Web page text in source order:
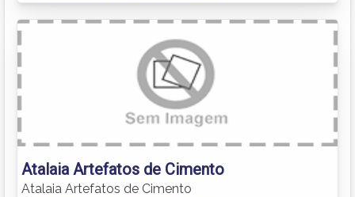
Atalaia Artefatos de Cimento
Atalaia Artefatos de Cimento